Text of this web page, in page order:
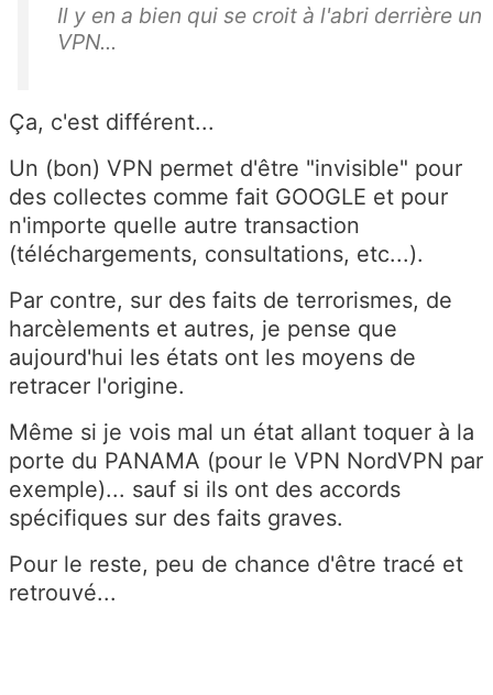
Il y en a bien qui se croit à l'abri derrière un
VPN...
Ça, c'est différent...
Un (bon) VPN permet d'être "invisible" pour
des collectes comme fait GOOGLE et pour
n'importe quelle autre transaction
(téléchargements, consultations, etc...).
Par contre, sur des faits de terrorismes, de
harcèlements et autres, je pense que
aujourd'hui les états ont les moyens de
retracer l'origine.
Même si je vois mal un état allant toquer à la
porte du PANAMA (pour le VPN NordVPN par
exemple)... sauf si ils ont des accords
spécifiques sur des faits graves.
Pour le reste, peu de chance d'être tracé et
retrouvé...